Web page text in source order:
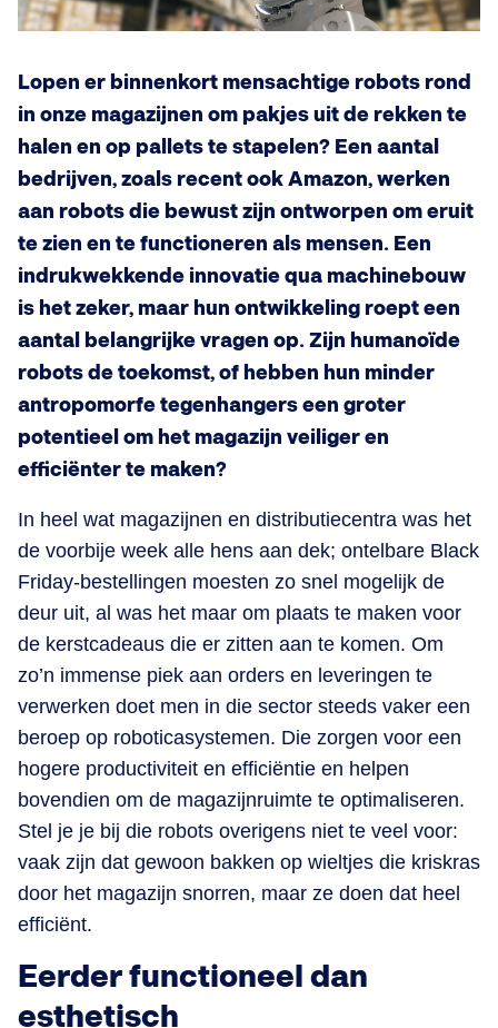
Lopen er binnenkort mensachtige robots rond
in onze magazijnen om pakjes uit de rekken te
halen en op pallets te stapelen? Een aantal
bedrijven, zoals recent ook Amazon, werken
aan robots die bewust zijn ontworpen om eruit
te zien en te functioneren als mensen. Een
indrukwekkende innovatie qua machinebouw
is het zeker, maar hun ontwikkeling roept een
aantal belangrijke vragen op. Zijn humanoïde
robots de toekomst, of hebben hun minder
antropomorfe tegenhangers een groter
potentieel om het magazijn veiliger en
efficiënter te maken?
In heel wat magazijnen en distributiecentra was het
de voorbije week alle hens aan dek; ontelbare Black
Friday-bestellingen moesten zo snel mogelijk de
deur uit, al was het maar om plaats te maken voor
de kerstcadeaus die er zitten aan te komen. Om
zo’n immense piek aan orders en leveringen te
verwerken doet men in die sector steeds vaker een
beroep op roboticasystemen. Die zorgen voor een
hogere productiviteit en efficiëntie en helpen
bovendien om de magazijnruimte te optimaliseren.
Stel je je bij die robots overigens niet te veel voor:
vaak zijn dat gewoon bakken op wieltjes die kriskras
door het magazijn snorren, maar ze doen dat heel
efficiënt.
Eerder functioneel dan
esthetisch